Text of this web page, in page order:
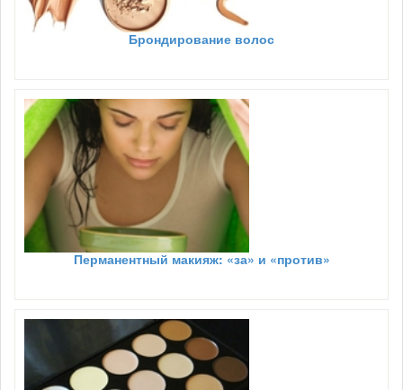
Брондирование волос
Перманентный макияж: «за» и «против»